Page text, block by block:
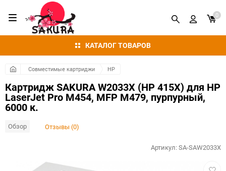
КАТАЛОГ ТОВАРОВ
0
Совместимые картриджи HP
Картридж SAKURA W2033X (HP 415X) для HP
LaserJet Pro M454, MFP M479, пурпурный,
6000 к.
Обзор Отзывы (0)
Артикул:SA-SAW2033X